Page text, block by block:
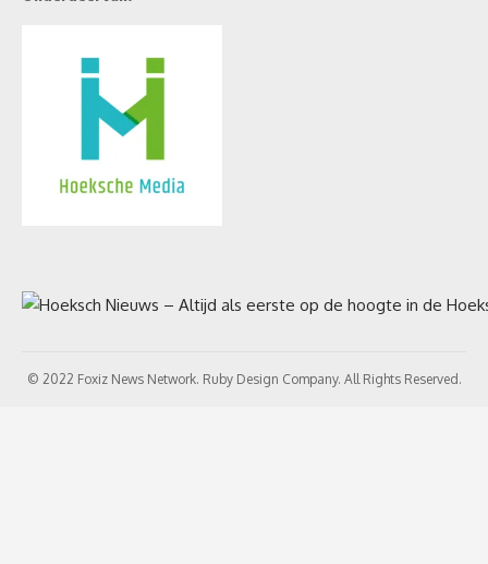
© 2022 Foxiz News Network. Ruby Design Company. All Rights Reserved.